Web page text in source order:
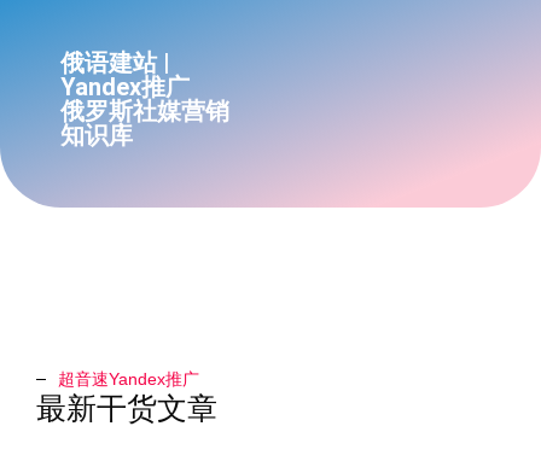
俄语建站 |
Yandex推广
俄罗斯社媒营销
知识库
超音速Yandex推广​
最新干货文章